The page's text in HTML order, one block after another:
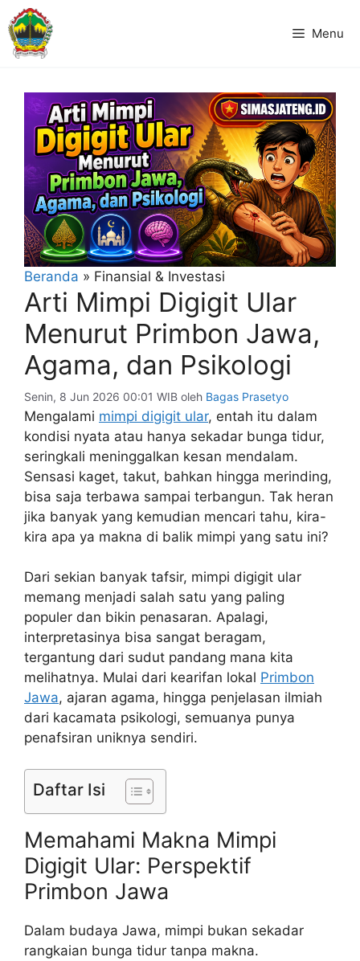
Langsung
ke
Menu
Beranda » Finansial & Investasi
Arti Mimpi Digigit Ular
Menurut Primbon Jawa,
Agama, dan Psikologi
Senin, 8 Jun 2026 00:01 WIB oleh Bagas Prasetyo
Mengalami mimpi digigit ular, entah itu dalam
kondisi nyata atau hanya sekadar bunga tidur,
seringkali meninggalkan kesan mendalam.
Sensasi kaget, takut, bahkan hingga merinding,
bisa saja terbawa sampai terbangun. Tak heran
jika banyak yang kemudian mencari tahu, kira-
kira apa ya makna di balik mimpi yang satu ini?
Dari sekian banyak tafsir, mimpi digigit ular
memang menjadi salah satu yang paling
populer dan bikin penasaran. Apalagi,
interpretasinya bisa sangat beragam,
tergantung dari sudut pandang mana kita
melihatnya. Mulai dari kearifan lokal Primbon
Jawa, ajaran agama, hingga penjelasan ilmiah
dari kacamata psikologi, semuanya punya
penafsiran uniknya sendiri.
Daftar Isi
Memahami Makna Mimpi
Digigit Ular: Perspektif
Primbon Jawa
Dalam budaya Jawa, mimpi bukan sekadar
rangkaian bunga tidur tanpa makna.